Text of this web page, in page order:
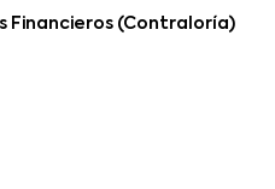
Financieros (Contraloría)